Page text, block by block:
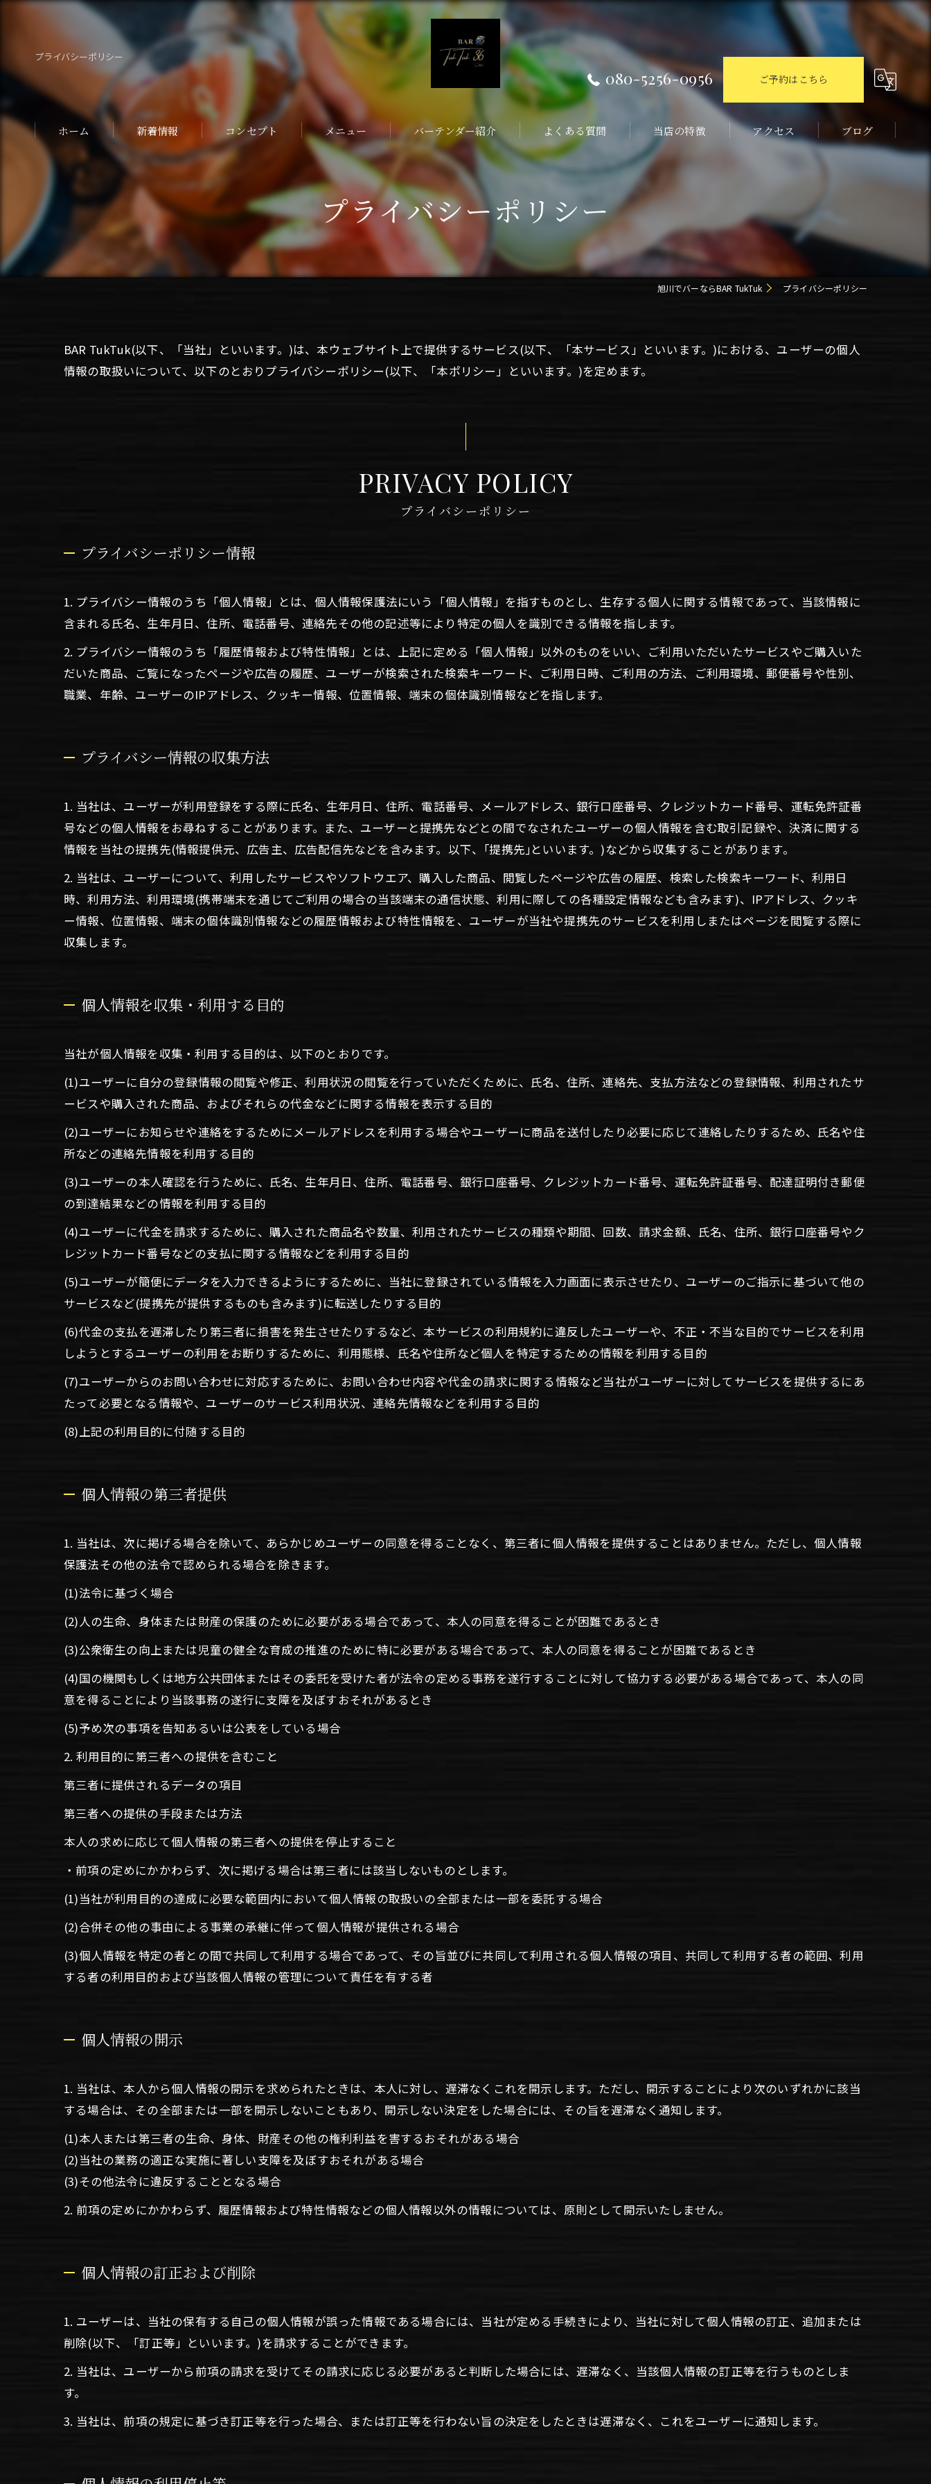
プライバシーポリシー
080-5256-0956 ご予約はこちら
ホーム 新着情報 コンセプト メニュー バーテンダー紹介 よくある質問 当店の特徴
一人飲み
おしゃれ
デート
アクセス ブログ
プライバシーポリシー
旭川でバーならBAR TukTuk プライバシーポリシー
BAR TukTuk(以下、「当社」といいます。)は、本ウェブサイト上で提供するサービス(以下、「本サービス」といいます。)における、ユーザーの個人
情報の取扱いについて、以下のとおりプライバシーポリシー(以下、「本ポリシー」といいます。)を定めます。
プライバシーポリシー
PRIVACY POLICY
プライバシーポリシー情報
1. プライバシー情報のうち「個人情報」とは、個人情報保護法にいう「個人情報」を指すものとし、生存する個人に関する情報であって、当該情報に
含まれる氏名、生年月日、住所、電話番号、連絡先その他の記述等により特定の個人を識別できる情報を指します。
2. プライバシー情報のうち「履歴情報および特性情報」とは、上記に定める「個人情報」以外のものをいい、ご利用いただいたサービスやご購入いた
だいた商品、ご覧になったページや広告の履歴、ユーザーが検索された検索キーワード、ご利用日時、ご利用の方法、ご利用環境、郵便番号や性別、
職業、年齢、ユーザーのIPアドレス、クッキー情報、位置情報、端末の個体識別情報などを指します。
プライバシー情報の収集方法
1. 当社は、ユーザーが利用登録をする際に氏名、生年月日、住所、電話番号、メールアドレス、銀行口座番号、クレジットカード番号、運転免許証番
号などの個人情報をお尋ねすることがあります。また、ユーザーと提携先などとの間でなされたユーザーの個人情報を含む取引記録や、決済に関する
情報を当社の提携先(情報提供元、広告主、広告配信先などを含みます。以下、｢提携先｣といいます。)などから収集することがあります。
2. 当社は、ユーザーについて、利用したサービスやソフトウエア、購入した商品、閲覧したページや広告の履歴、検索した検索キーワード、利用日
時、利用方法、利用環境(携帯端末を通じてご利用の場合の当該端末の通信状態、利用に際しての各種設定情報なども含みます)、IPアドレス、クッキ
ー情報、位置情報、端末の個体識別情報などの履歴情報および特性情報を、ユーザーが当社や提携先のサービスを利用しまたはページを閲覧する際に
収集します。
個人情報を収集・利用する目的
当社が個人情報を収集・利用する目的は、以下のとおりです。
(1)ユーザーに自分の登録情報の閲覧や修正、利用状況の閲覧を行っていただくために、氏名、住所、連絡先、支払方法などの登録情報、利用されたサ
ービスや購入された商品、およびそれらの代金などに関する情報を表示する目的
(2)ユーザーにお知らせや連絡をするためにメールアドレスを利用する場合やユーザーに商品を送付したり必要に応じて連絡したりするため、氏名や住
所などの連絡先情報を利用する目的
(3)ユーザーの本人確認を行うために、氏名、生年月日、住所、電話番号、銀行口座番号、クレジットカード番号、運転免許証番号、配達証明付き郵便
の到達結果などの情報を利用する目的
(4)ユーザーに代金を請求するために、購入された商品名や数量、利用されたサービスの種類や期間、回数、請求金額、氏名、住所、銀行口座番号やク
レジットカード番号などの支払に関する情報などを利用する目的
(5)ユーザーが簡便にデータを入力できるようにするために、当社に登録されている情報を入力画面に表示させたり、ユーザーのご指示に基づいて他の
サービスなど(提携先が提供するものも含みます)に転送したりする目的
(6)代金の支払を遅滞したり第三者に損害を発生させたりするなど、本サービスの利用規約に違反したユーザーや、不正・不当な目的でサービスを利用
しようとするユーザーの利用をお断りするために、利用態様、氏名や住所など個人を特定するための情報を利用する目的
(7)ユーザーからのお問い合わせに対応するために、お問い合わせ内容や代金の請求に関する情報など当社がユーザーに対してサービスを提供するにあ
たって必要となる情報や、ユーザーのサービス利用状況、連絡先情報などを利用する目的
(8)上記の利用目的に付随する目的
個人情報の第三者提供
1. 当社は、次に掲げる場合を除いて、あらかじめユーザーの同意を得ることなく、第三者に個人情報を提供することはありません。ただし、個人情報
保護法その他の法令で認められる場合を除きます。
(1)法令に基づく場合
(2)人の生命、身体または財産の保護のために必要がある場合であって、本人の同意を得ることが困難であるとき
(3)公衆衛生の向上または児童の健全な育成の推進のために特に必要がある場合であって、本人の同意を得ることが困難であるとき
(4)国の機関もしくは地方公共団体またはその委託を受けた者が法令の定める事務を遂行することに対して協力する必要がある場合であって、本人の同
意を得ることにより当該事務の遂行に支障を及ぼすおそれがあるとき
(5)予め次の事項を告知あるいは公表をしている場合
2. 利用目的に第三者への提供を含むこと
第三者に提供されるデータの項目
第三者への提供の手段または方法
本人の求めに応じて個人情報の第三者への提供を停止すること
・前項の定めにかかわらず、次に掲げる場合は第三者には該当しないものとします。
(1)当社が利用目的の達成に必要な範囲内において個人情報の取扱いの全部または一部を委託する場合
(2)合併その他の事由による事業の承継に伴って個人情報が提供される場合
(3)個人情報を特定の者との間で共同して利用する場合であって、その旨並びに共同して利用される個人情報の項目、共同して利用する者の範囲、利用
する者の利用目的および当該個人情報の管理について責任を有する者
個人情報の開示
1. 当社は、本人から個人情報の開示を求められたときは、本人に対し、遅滞なくこれを開示します。ただし、開示することにより次のいずれかに該当
する場合は、その全部または一部を開示しないこともあり、開示しない決定をした場合には、その旨を遅滞なく通知します。
(1)本人または第三者の生命、身体、財産その他の権利利益を害するおそれがある場合
(2)当社の業務の適正な実施に著しい支障を及ぼすおそれがある場合
(3)その他法令に違反することとなる場合
2. 前項の定めにかかわらず、履歴情報および特性情報などの個人情報以外の情報については、原則として開示いたしません。
個人情報の訂正および削除
1. ユーザーは、当社の保有する自己の個人情報が誤った情報である場合には、当社が定める手続きにより、当社に対して個人情報の訂正、追加または
削除(以下、「訂正等」といいます。)を請求することができます。
2. 当社は、ユーザーから前項の請求を受けてその請求に応じる必要があると判断した場合には、遅滞なく、当該個人情報の訂正等を行うものとしま
す。
3. 当社は、前項の規定に基づき訂正等を行った場合、または訂正等を行わない旨の決定をしたときは遅滞なく、これをユーザーに通知します。